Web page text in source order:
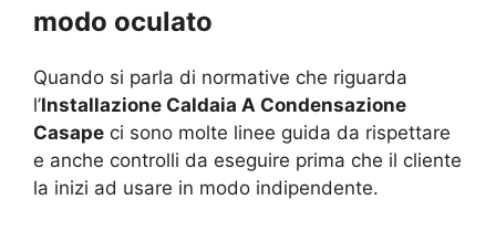
modo oculato
Quando si parla di normative che riguarda
l’Installazione Caldaia A Condensazione
Casape ci sono molte linee guida da rispettare
e anche controlli da eseguire prima che il cliente
la inizi ad usare in modo indipendente.